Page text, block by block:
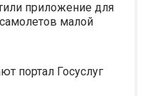
приложение для
малой
портал Госуслуг